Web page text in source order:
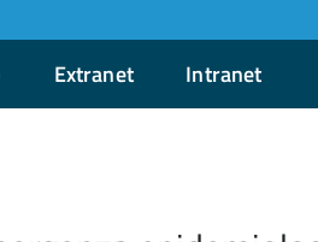
Extranet Intranet